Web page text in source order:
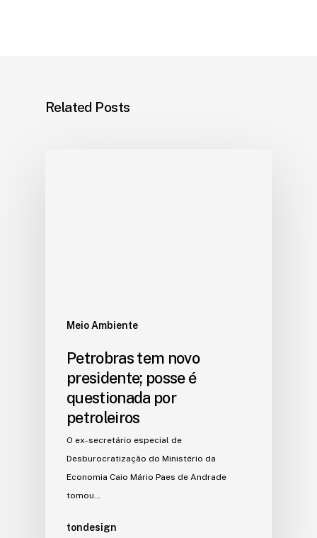
Related Posts
Meio Ambiente
Petrobras tem novo
presidente; posse é
questionada por
petroleiros
O ex-secretário especial de
Desburocratização do Ministério da
Economia Caio Mário Paes de Andrade
tomou…
tondesign